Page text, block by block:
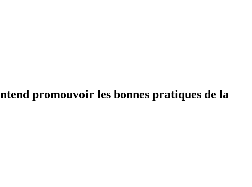
promouvoir les bonnes pratiques de la